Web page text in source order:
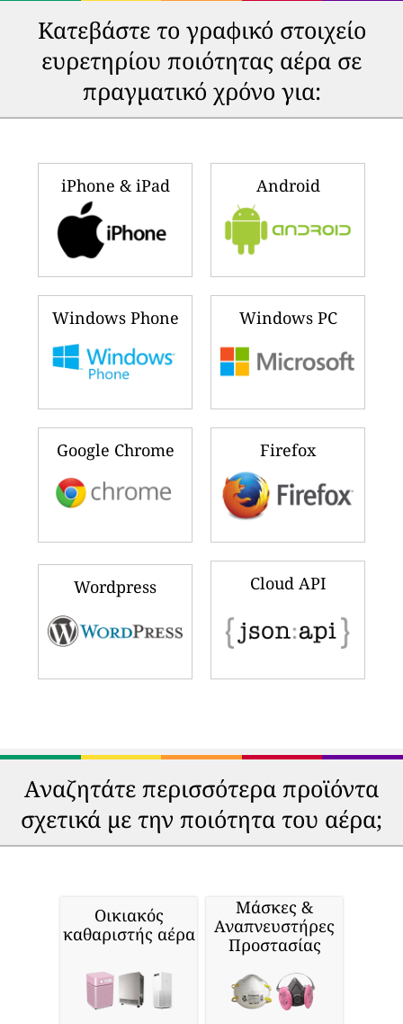
Κατεβάστε το γραφικό στοιχείο
ευρετηρίου ποιότητας αέρα σε
πραγματικό χρόνο για:
iPhone & iPad Android
Windows Phone Windows PC
Google Chrome Firefox
Wordpress Cloud API
Αναζητάτε περισσότερα προϊόντα
σχετικά με την ποιότητα του αέρα;
Οικιακός
καθαριστής αέρα
Μάσκες &
Αναπνευστήρες
Προστασίας